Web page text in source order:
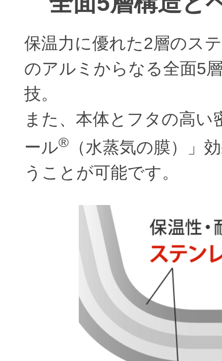
保温力に優れた2層のス
のアルミからなる全面5
技。
また、本体とフタの高
ール® （水蒸気の膜）」
うことが可能です。